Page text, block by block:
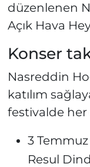
düzenlenen
Açık Hava
Konser
Nasreddin
katılım
festivalde her
3
Resul